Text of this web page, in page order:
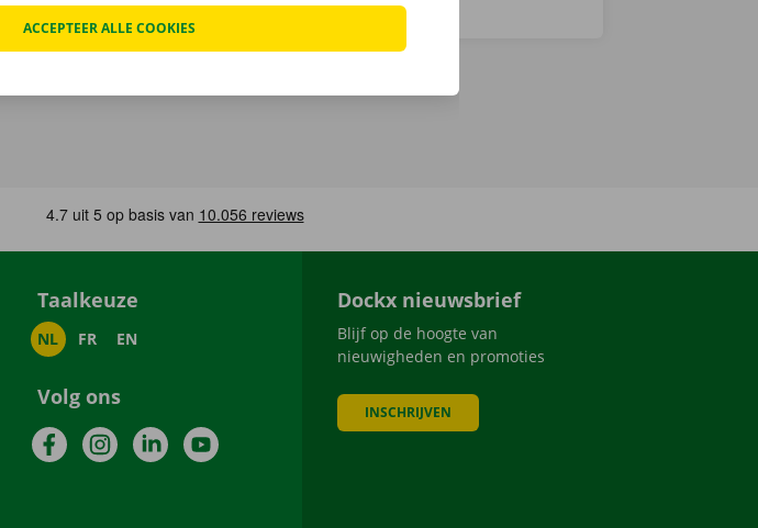
Taalkeuze
NL FR EN
Volg ons
FacebookInstagramLinkedInYouTube
Dockx nieuwsbrief
Blijf op de hoogte van
nieuwigheden en promoties
INSCHRIJVEN
ACCEPTEER ALLE COOKIES